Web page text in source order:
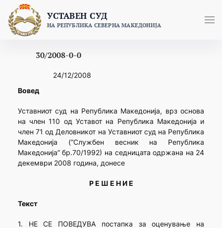
content
УСТАВЕН СУД
НА РЕПУБЛИКА СЕВЕРНА МАКЕДОНИЈА
30/2008-0-0
24/12/2008
Вовед
Уставниот суд на Република Македонија, врз основа
на член 110 од Уставот на Република Македонија и
член 71 од Деловникот на Уставниот суд на Република
Македонија (“Службен весник на Република
Македонија” бр.70/1992) на седницата одржана на 24
декември 2008 година, донесе
Р Е Ш Е Н И Е
Текст
1. НЕ СЕ ПОВЕДУВА постапка за оценување на